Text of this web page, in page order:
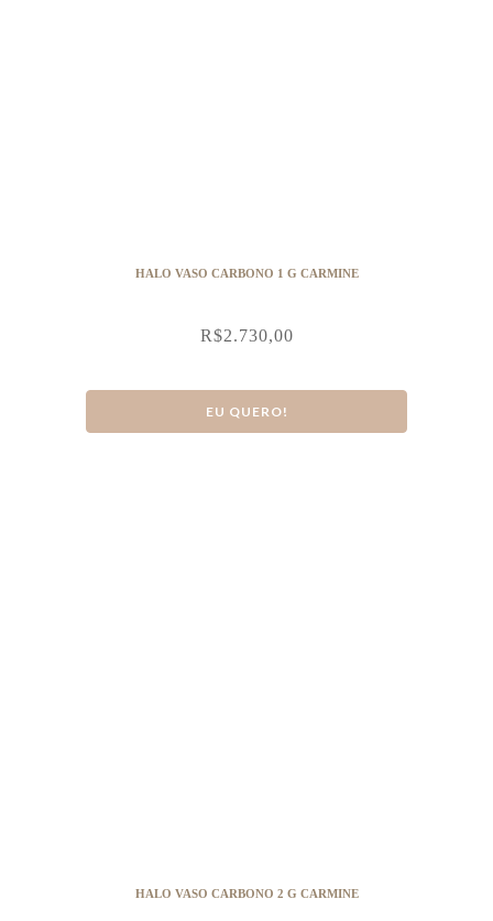
HALO VASO CARBONO 1 G CARMINE
R$2.730,00
EU QUERO!
HALO VASO CARBONO 2 G CARMINE